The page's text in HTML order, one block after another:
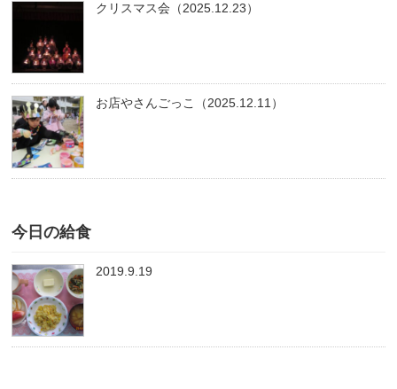
クリスマス会（2025.12.23）
お店やさんごっこ（2025.12.11）
今日の給食
2019.9.19